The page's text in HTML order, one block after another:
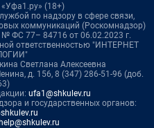
(18+)
по надзору в сфере связи,
коммуникаций (Роскомнадзор)
ФС 77– 84716 от 06.02.2023 г.
ответственностью "ИНТЕРНЕТ
Светлана Алексеевна
д. 156, 8 (347) 286-51-96 (доб.
ufa1@shkulev.ru
и государственных органов: